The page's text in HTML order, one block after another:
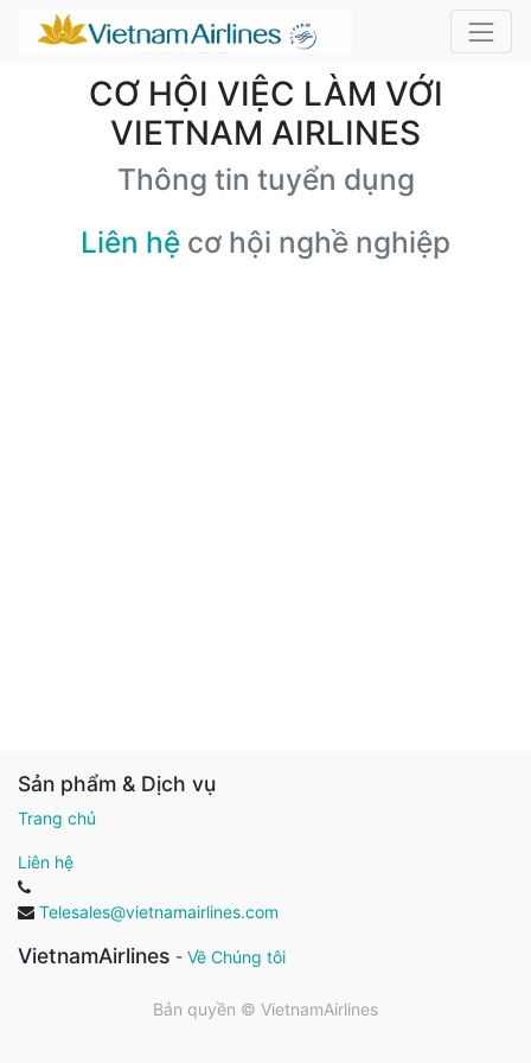
CƠ HỘI VIỆC LÀM VỚI
VIETNAM AIRLINES
Thông tin tuyển dụng
Liên hệ cơ hội nghề nghiệp
Sản phẩm & Dịch vụ
Trang chủ
Liên hệ
Telesales@vietnamairlines.com
VietnamAirlines - Về Chúng tôi
Bản quyền © VietnamAirlines